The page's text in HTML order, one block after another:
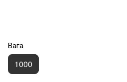
Вага
1000